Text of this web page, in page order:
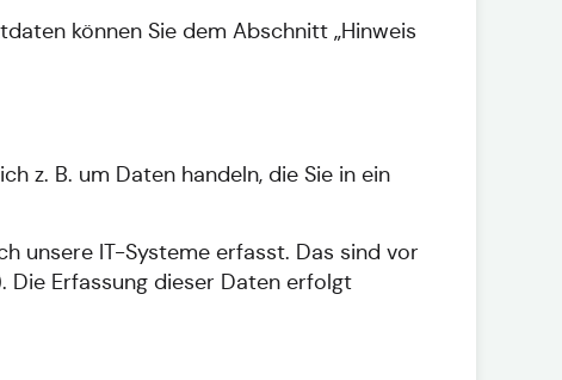
können Sie dem Abschnitt „Hinweis
z. B. um Daten handeln, die Sie in ein
unsere IT-Systeme erfasst. Das sind vor
Die Erfassung dieser Daten erfolgt